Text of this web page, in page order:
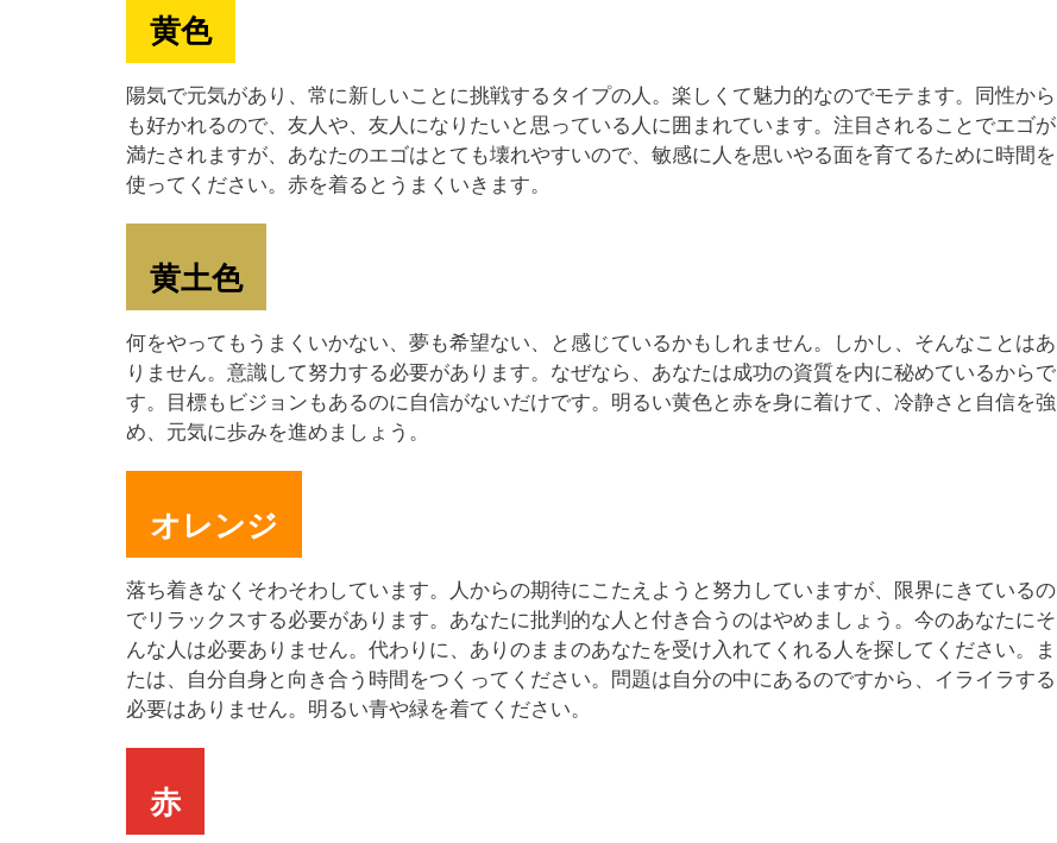
黄色
陽気で元気があり、常に新しいことに挑戦するタイプの人。楽しくて魅力的なのでモテます。同性から
も好かれるので、友人や、友人になりたいと思っている人に囲まれています。注目されることでエゴが
満たされますが、あなたのエゴはとても壊れやすいので、敏感に人を思いやる面を育てるために時間を
使ってください。赤を着るとうまくいきます。
黄土色
何をやってもうまくいかない、夢も希望ない、と感じているかもしれません。しかし、そんなことはあ
りません。意識して努力する必要があります。なぜなら、あなたは成功の資質を内に秘めているからで
す。目標もビジョンもあるのに自信がないだけです。明るい黄色と赤を身に着けて、冷静さと自信を強
め、元気に歩みを進めましょう。
オレンジ
落ち着きなくそわそわしています。人からの期待にこたえようと努力していますが、限界にきているの
でリラックスする必要があります。あなたに批判的な人と付き合うのはやめましょう。今のあなたにそ
んな人は必要ありません。代わりに、ありのままのあなたを受け入れてくれる人を探してください。ま
たは、自分自身と向き合う時間をつくってください。問題は自分の中にあるのですから、イライラする
必要はありません。明るい青や緑を着てください。
赤